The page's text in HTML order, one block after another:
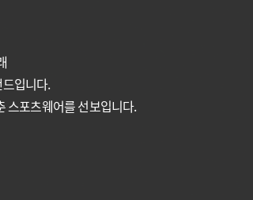
입니다.
스포츠웨어를 선보입니다.